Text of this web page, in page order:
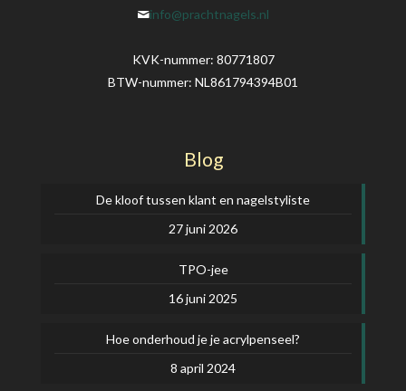
info@prachtnagels.nl
KVK-nummer: 80771807
BTW-nummer: NL861794394B01
Blog
De kloof tussen klant en nagelstyliste
27 juni 2026
TPO-jee
16 juni 2025
Hoe onderhoud je je acrylpenseel?
8 april 2024